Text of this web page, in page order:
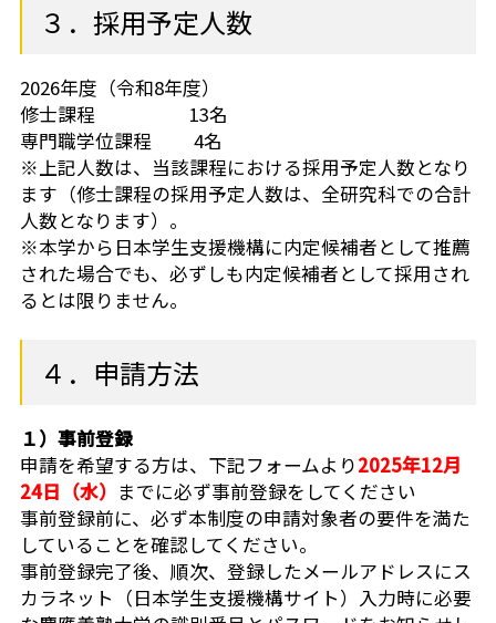
３．採用予定人数
2026年度（令和8年度）
修士課程 13名
専門職学位課程 4名
※上記人数は、当該課程における採用予定人数となり
ます（修士課程の採用予定人数は、全研究科での合計
人数となります）。
※本学から日本学生支援機構に内定候補者として推薦
された場合でも、必ずしも内定候補者として採用され
るとは限りません。
４．申請方法
１）事前登録
申請を希望する方は、下記フォームより2025年12月
24日（水） までに必ず事前登録をしてください
事前登録前に、必ず本制度の申請対象者の要件を満た
していることを確認してください。
事前登録完了後、順次、登録したメールアドレスにス
カラネット（日本学生支援機構サイト）入力時に必要